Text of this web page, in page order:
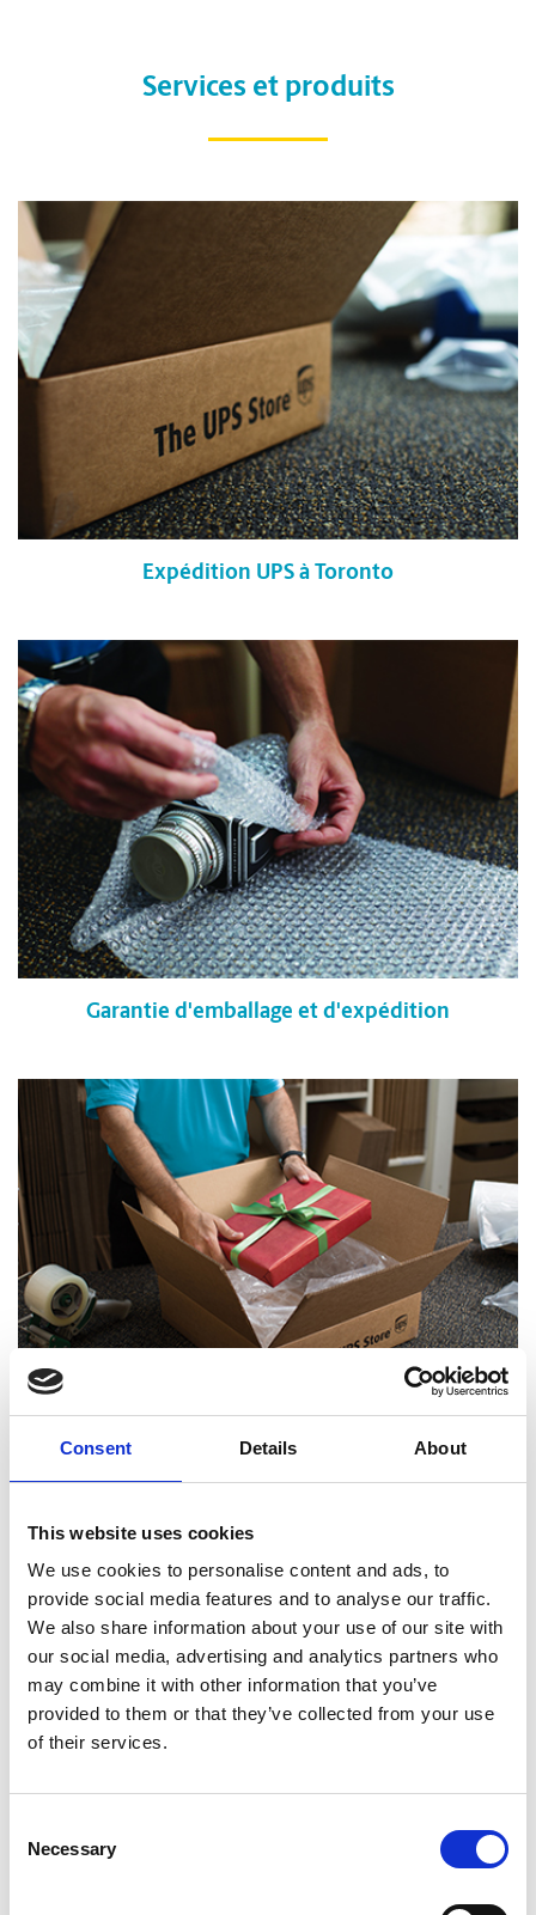
Consent Details About
This website uses cookies
We use cookies to personalise content and ads, to
provide social media features and to analyse our traffic.
We also share information about your use of our site with
our social media, advertising and analytics partners who
may combine it with other information that you’ve
provided to them or that they’ve collected from your use
of their services.
Selection
Necessary
Services et produits
Expédition UPS à Toronto
Garantie d'emballage et d'expédition
Experts certifiés en emballage